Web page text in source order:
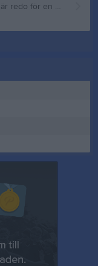
Hej! Hoppas ni har haft en bra sommar och är redo för en ny höst med fotboll! Nästa vecka är det äntligen dags för höstens playmakers igen. Temat för säsongen väljer vi på plats tillsammans med barnen! Första tillfället blir onsdag nästa vecka, 27/8, kl. 16.30 vid sargen på Visborg. Hoppas vi ses! Vänligen, Ledarna